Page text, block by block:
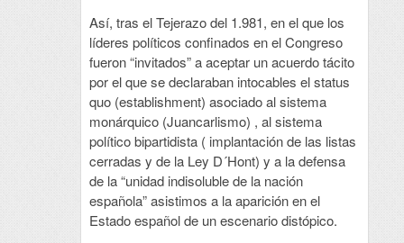
Así, tras el Tejerazo del 1.981, en el que los
líderes políticos confinados en el Congreso
fueron “invitados” a aceptar un acuerdo tácito
por el que se declaraban intocables el status
quo (establishment) asociado al sistema
monárquico (Juancarlismo) , al sistema
político bipartidista ( implantación de las listas
cerradas y de la Ley D´Hont) y a la defensa
de la “unidad indisoluble de la nación
española” asistimos a la aparición en el
Estado español de un escenario distópico.